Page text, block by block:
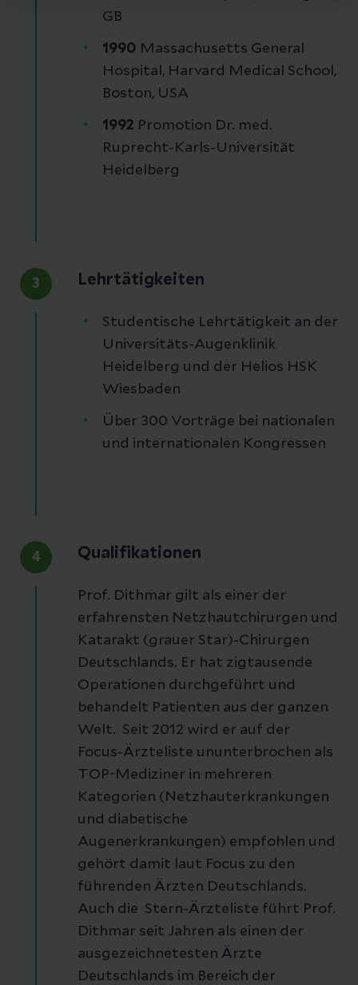
GB
1990 Massachusetts General
Hospital, Harvard Medical School,
Boston, USA
1992 Promotion Dr. med.
Ruprecht-Karls-Universität
Heidelberg
3 Lehrtätigkeiten
Studentische Lehrtätigkeit an der
Universitäts-Augenklinik
Heidelberg und der Helios HSK
Wiesbaden
Über 300 Vorträge bei nationalen
und internationalen Kongressen
4 Qualifikationen
Prof. Dithmar gilt als einer der
erfahrensten Netzhautchirurgen und
Katarakt (grauer Star)-Chirurgen
Deutschlands. Er hat zigtausende
Operationen durchgeführt und
behandelt Patienten aus der ganzen
Welt. Seit 2012 wird er auf der
Focus-Ärzteliste ununterbrochen als
TOP-Mediziner in mehreren
Kategorien (Netzhauterkrankungen
und diabetische
Augenerkrankungen) empfohlen und
gehört damit laut Focus zu den
führenden Ärzten Deutschlands.
Auch die Stern-Ärzteliste führt Prof.
Dithmar seit Jahren als einen der
ausgezeichnetesten Ärzte
Deutschlands im Bereich der